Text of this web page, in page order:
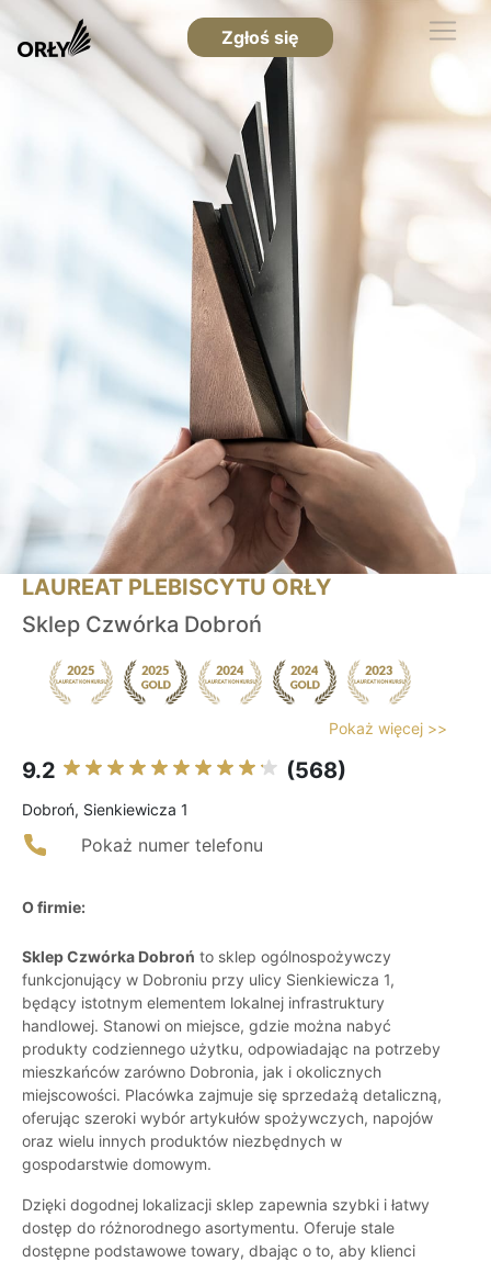
Zgłoś się
LAUREAT PLEBISCYTU ORŁY
Sklep Czwórka Dobroń
Pokaż więcej >>
9.2 (568)
Dobroń, Sienkiewicza 1
Pokaż numer telefonu
O firmie:
Sklep Czwórka Dobroń to sklep ogólnospożywczy
funkcjonujący w Dobroniu przy ulicy Sienkiewicza 1,
będący istotnym elementem lokalnej infrastruktury
handlowej. Stanowi on miejsce, gdzie można nabyć
produkty codziennego użytku, odpowiadając na potrzeby
mieszkańców zarówno Dobronia, jak i okolicznych
miejscowości. Placówka zajmuje się sprzedażą detaliczną,
oferując szeroki wybór artykułów spożywczych, napojów
oraz wielu innych produktów niezbędnych w
gospodarstwie domowym.
Dzięki dogodnej lokalizacji sklep zapewnia szybki i łatwy
dostęp do różnorodnego asortymentu. Oferuje stale
dostępne podstawowe towary, dbając o to, aby klienci